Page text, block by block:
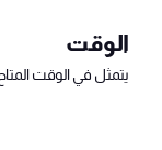
الوقت
يتمثل في الوقت